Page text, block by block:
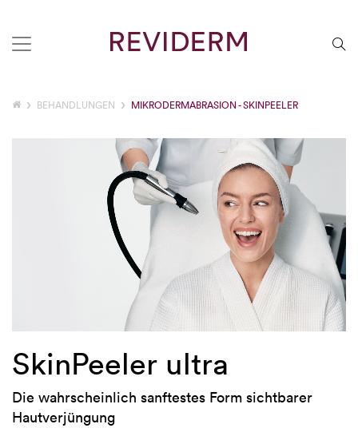
BEHANDLUNGEN MIKRODERMABRASION - SKINPEELER
SkinPeeler ultra
Die wahrscheinlich sanftestes Form sichtbarer
Hautverjüngung